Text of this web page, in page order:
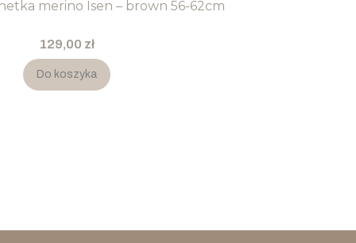
merino Isen – brown 56-62cm
Cena
129,00 zł
Do koszyka